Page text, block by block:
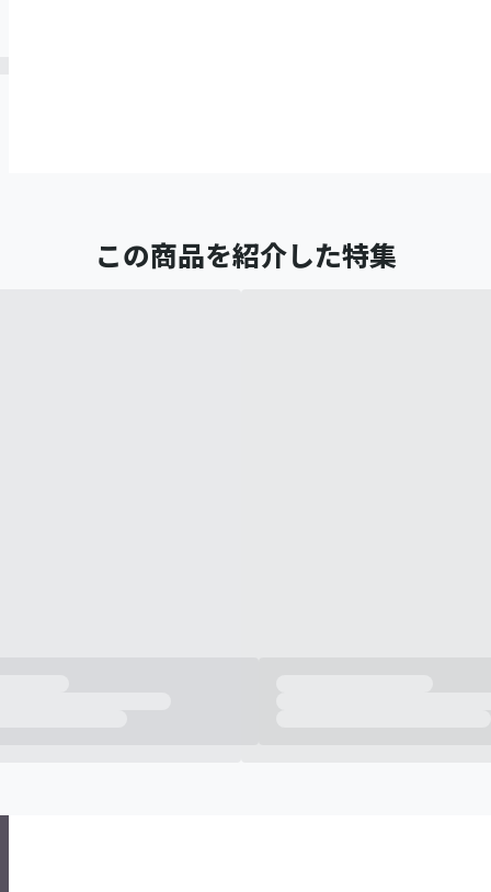
この商品を紹介した特集